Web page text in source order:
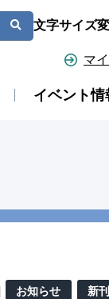
文字サイズ
マ
イベント情
お知らせ 新